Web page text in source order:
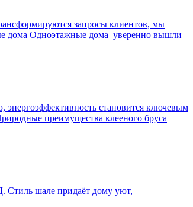
запросы клиентов, мы
дома Одноэтажные дома уверенно вышли
становится ключевым
преимущества клееного бруса
Стиль шале придаёт дому уют,